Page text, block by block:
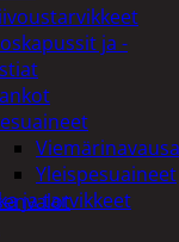
ja -
Yleispesuaineet
ja tarvikkeet